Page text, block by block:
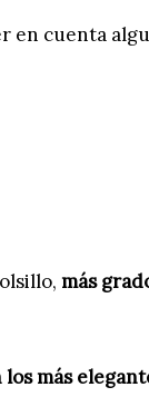
en cuenta
más
más